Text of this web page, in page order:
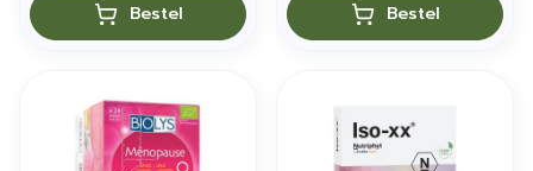
Bestel Bestel